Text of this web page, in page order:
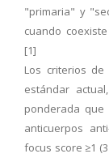
"primaria" y
cuando
[1]
Los criterios de
estándar
ponderada que
anticuerpos
focus score ≥1